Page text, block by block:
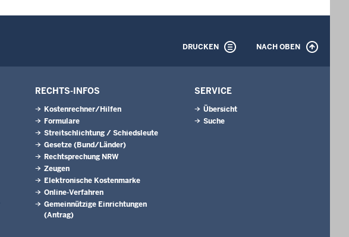
DRUCKEN NACH OBEN
RECHTS-INFOS
Kostenrechner/Hilfen
Formulare
Streitschlichtung / Schiedsleute
Gesetze (Bund/Länder)
Rechtsprechung NRW
Zeugen
Elektronische Kostenmarke
Online-Verfahren
Gemeinnützige Einrichtungen
(Antrag)
SERVICE
Übersicht
Suche